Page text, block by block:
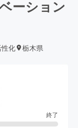
ーション
化 栃木県
終了